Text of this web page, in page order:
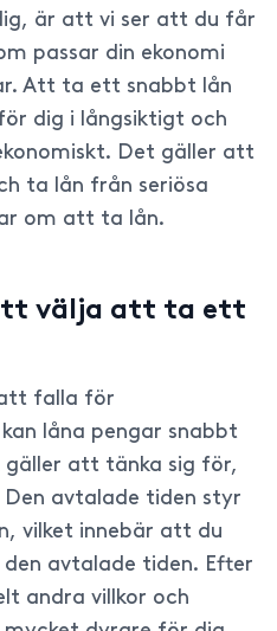
är att vi ser att du får
passar din ekonomi
Att ta ett snabbt lån
dig i långsiktigt och
Det gäller att
ta lån från seriösa
om att ta lån.
välja att ta ett
falla för
låna pengar snabbt
att tänka sig för,
avtalade tiden styr
vilket innebär att du
avtalade tiden. Efter
andra villkor och